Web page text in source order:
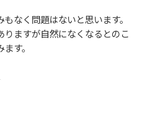
なく問題はないと思います。
ますが自然になくなるとのこ
す。